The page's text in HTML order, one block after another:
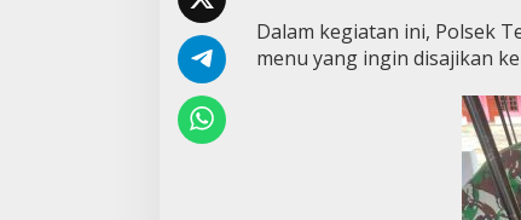
Dalam kegiatan ini, Polsek
menu yang ingin disajikan